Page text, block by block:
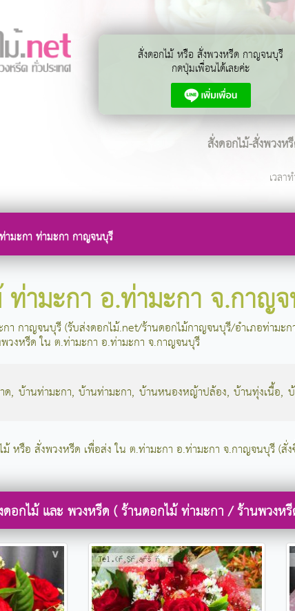
สั่งดอกไม้ หรือ สั่งพวงหรีด กาญจนบุรี
กดปุ่มเพื่อนได้เลยค่ะ
สั่งดอกไม้-สั่งพวง
เวลา
ามะกา ท่ามะกา กาญจนบุรี
ท่ามะกา อ.ท่ามะกา จ.กาญ
า กาญจนบุรี (รับส่งดอกไม้.net/ร้านดอกไม้กาญจนบุรี/อำเภอท่ามะ
วงหรีด ใน ต.ท่ามะกา อ.ท่ามะกา จ.กาญจนบุรี
ด, บ้านท่ามะกา,บ้านท่ามะกา, บ้านหนองหญ้าปล้อง,บ้านทุ่งเนื้อ,
หรือ สั่งพวงหรีด เพื่อส่ง ใน ต.ท่ามะกา อ.ท่ามะกา จ.กาญจนบุรี (สั่
ดอกไม้ และ พวงหรีด ( ร้านดอกไม้ ท่ามะกา / ร้านพวงห